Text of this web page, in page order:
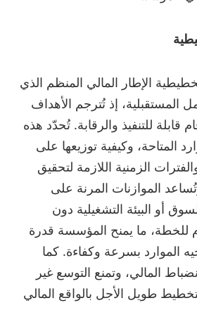
الإطار المالي المنظم الذي
المستقبلية، إذ تُترجم الأهداف
قابلة للتنفيذ والرقابة. تُحدّد هذه
المتاحة، وكيفية توزيعها على
الزمنية اللازمة لتحقيق
الموازنات المرنة على
أو البيئة التشغيلية دون
للخطة، ما يمنح المؤسسة قدرة
الموارد بسرعة وكفاءة. كما
المالي، وتمنع التوسع غير
طويل الأجل بالواقع المالي